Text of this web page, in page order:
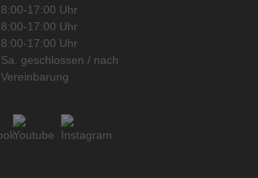
8:00-17:00 Uhr
8:00-17:00 Uhr
8:00-17:00 Uhr
Sa. geschlossen / nach
Vereinbarung